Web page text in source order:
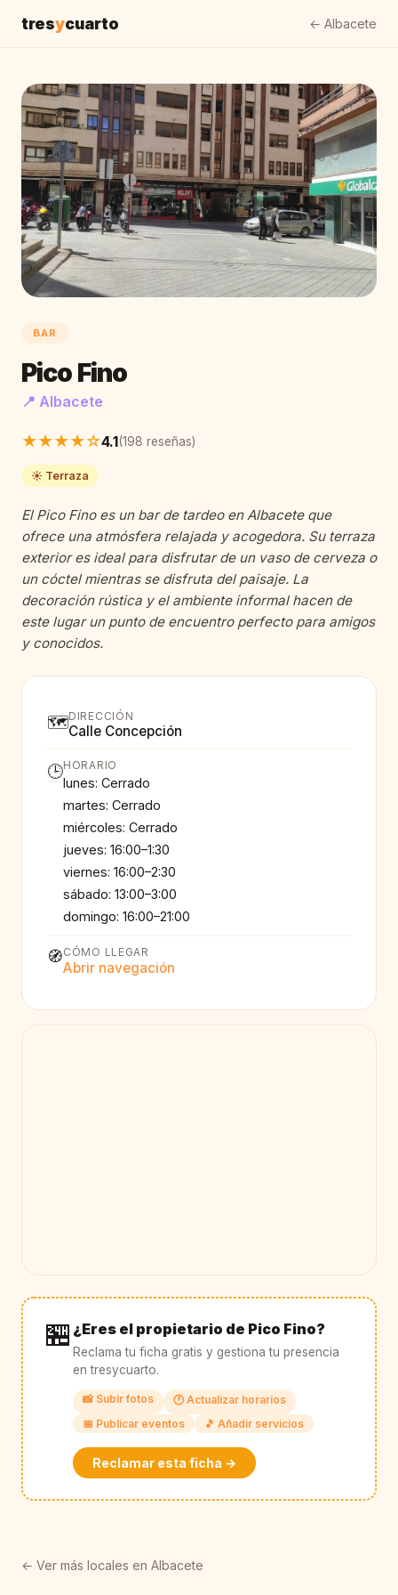
tresycuarto ← Albacete
BAR
Pico Fino
📍 Albacete
★★★★☆4.1(198 reseñas)
☀️ Terraza
El Pico Fino es un bar de tardeo en Albacete que
ofrece una atmósfera relajada y acogedora. Su terraza
exterior es ideal para disfrutar de un vaso de cerveza o
un cóctel mientras se disfruta del paisaje. La
decoración rústica y el ambiente informal hacen de
este lugar un punto de encuentro perfecto para amigos
y conocidos.
🗺️DIRECCIÓN
Calle Concepción
🕒HORARIO
lunes: Cerrado
martes: Cerrado
miércoles: Cerrado
jueves: 16:00–1:30
viernes: 16:00–2:30
sábado: 13:00–3:00
domingo: 16:00–21:00
🧭CÓMO LLEGAR
Abrir navegación
🏪 ¿Eres el propietario de Pico Fino?
Reclama tu ficha gratis y gestiona tu presencia
en tresycuarto.
📸 Subir fotos
🕐 Actualizar horarios
📅 Publicar eventos
🎵 Añadir servicios
Reclamar esta ficha →
← Ver más locales en Albacete